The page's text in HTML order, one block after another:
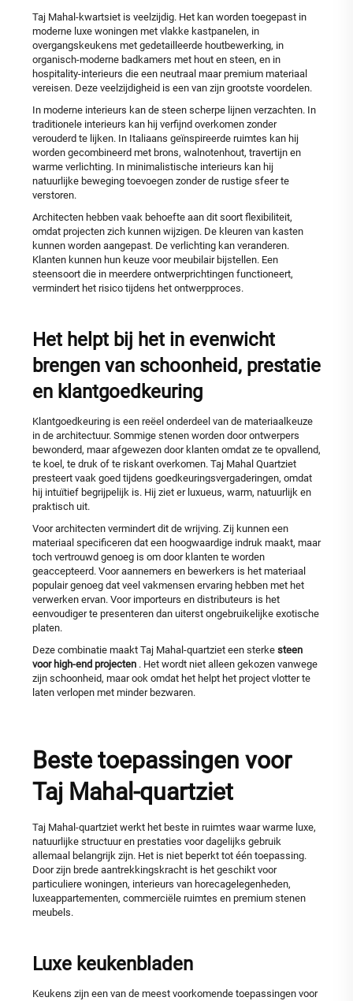
Taj Mahal-kwartsiet is veelzijdig. Het kan worden toegepast in
moderne luxe woningen met vlakke kastpanelen, in
overgangskeukens met gedetailleerde houtbewerking, in
organisch-moderne badkamers met hout en steen, en in
hospitality-interieurs die een neutraal maar premium materiaal
vereisen. Deze veelzijdigheid is een van zijn grootste voordelen.
In moderne interieurs kan de steen scherpe lijnen verzachten. In
traditionele interieurs kan hij verfijnd overkomen zonder
verouderd te lijken. In Italiaans geïnspireerde ruimtes kan hij
worden gecombineerd met brons, walnotenhout, travertijn en
warme verlichting. In minimalistische interieurs kan hij
natuurlijke beweging toevoegen zonder de rustige sfeer te
verstoren.
Architecten hebben vaak behoefte aan dit soort flexibiliteit,
omdat projecten zich kunnen wijzigen. De kleuren van kasten
kunnen worden aangepast. De verlichting kan veranderen.
Klanten kunnen hun keuze voor meubilair bijstellen. Een
steensoort die in meerdere ontwerprichtingen functioneert,
vermindert het risico tijdens het ontwerpproces.
Het helpt bij het in evenwicht
brengen van schoonheid, prestatie
en klantgoedkeuring
Klantgoedkeuring is een reëel onderdeel van de materiaalkeuze
in de architectuur. Sommige stenen worden door ontwerpers
bewonderd, maar afgewezen door klanten omdat ze te opvallend,
te koel, te druk of te riskant overkomen. Taj Mahal Quartziet
presteert vaak goed tijdens goedkeuringsvergaderingen, omdat
hij intuïtief begrijpelijk is. Hij ziet er luxueus, warm, natuurlijk en
praktisch uit.
Voor architecten vermindert dit de wrijving. Zij kunnen een
materiaal specificeren dat een hoogwaardige indruk maakt, maar
toch vertrouwd genoeg is om door klanten te worden
geaccepteerd. Voor aannemers en bewerkers is het materiaal
populair genoeg dat veel vakmensen ervaring hebben met het
verwerken ervan. Voor importeurs en distributeurs is het
eenvoudiger te presenteren dan uiterst ongebruikelijke exotische
platen.
Deze combinatie maakt Taj Mahal-quartziet een sterke steen
voor high-end projecten . Het wordt niet alleen gekozen vanwege
zijn schoonheid, maar ook omdat het helpt het project vlotter te
laten verlopen met minder bezwaren.
Beste toepassingen voor
Taj Mahal-quartziet
Taj Mahal-quartziet werkt het beste in ruimtes waar warme luxe,
natuurlijke structuur en prestaties voor dagelijks gebruik
allemaal belangrijk zijn. Het is niet beperkt tot één toepassing.
Door zijn brede aantrekkingskracht is het geschikt voor
particuliere woningen, interieurs van horecagelegenheden,
luxeappartementen, commerciële ruimtes en premium stenen
meubels.
Luxe keukenbladen
Keukens zijn een van de meest voorkomende toepassingen voor